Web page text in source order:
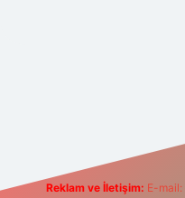
Reklam ve İletişim: E-mail: